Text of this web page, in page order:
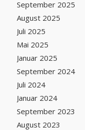
September 2025
August 2025
Juli 2025
Mai 2025
Januar 2025
September 2024
Juli 2024
Januar 2024
September 2023
August 2023